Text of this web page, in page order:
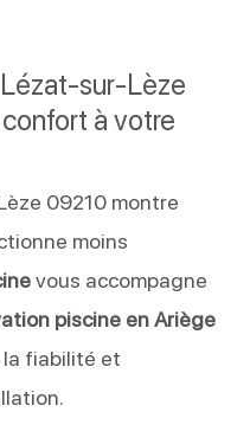
sur-Lèze
à votre
09210 montre
moins
vous accompagne
piscine en Ariège
la fiabilité et